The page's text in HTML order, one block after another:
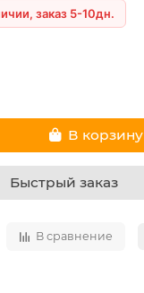
заказ 5-10дн.
В корзину
Быстрый заказ
В сравнение